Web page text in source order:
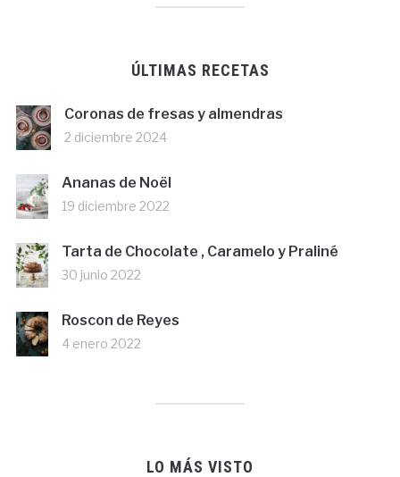
ÚLTIMAS RECETAS
Coronas de fresas y almendras
2 diciembre 2024
Ananas de Noël
19 diciembre 2022
Tarta de Chocolate , Caramelo y Praliné
30 junio 2022
Roscon de Reyes
4 enero 2022
LO MÁS VISTO